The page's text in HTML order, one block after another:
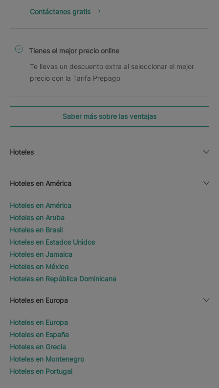
Contáctanos gratis
Tienes el mejor precio online
Te llevas un descuento extra al seleccionar el mejor
precio con la Tarifa Prepago
Saber más sobre las ventajas
Hoteles
Hoteles en América
Hoteles en América
Hoteles en Aruba
Hoteles en Brasil
Hoteles en Estados Unidos
Hoteles en Jamaica
Hoteles en México
Hoteles en República Dominicana
Hoteles en Europa
Hoteles en Europa
Hoteles en España
Hoteles en Grecia
Hoteles en Montenegro
Hoteles en Portugal